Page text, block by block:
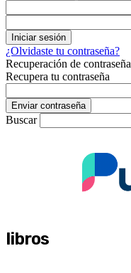
¿Olvidaste tu contraseña?
Recuperación de contraseña
Recupera tu contraseña
Buscar
libros